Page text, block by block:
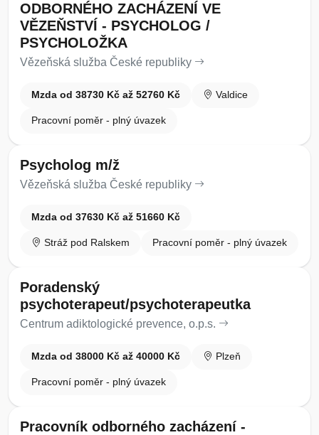
ODBORNÉHO ZACHÁZENÍ VE
VĚZEŇSTVÍ - PSYCHOLOG /
PSYCHOLOŽKA
Vězeňská služba České republiky
Mzda od 38730 Kč až 52760 Kč Valdice
Pracovní poměr - plný úvazek
Psycholog m/ž
Vězeňská služba České republiky
Mzda od 37630 Kč až 51660 Kč
Stráž pod Ralskem Pracovní poměr - plný úvazek
Poradenský
psychoterapeut/psychoterapeutka
Centrum adiktologické prevence, o.p.s.
Mzda od 38000 Kč až 40000 Kč Plzeň
Pracovní poměr - plný úvazek
Pracovník odborného zacházení -